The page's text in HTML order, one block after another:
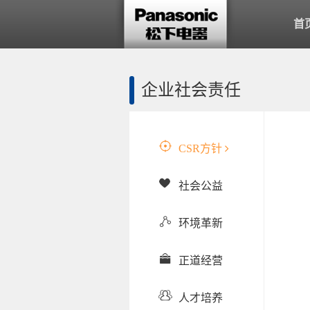
首
企业社会责任
CSR方针
社会公益
环境革新
正道经营
人才培养